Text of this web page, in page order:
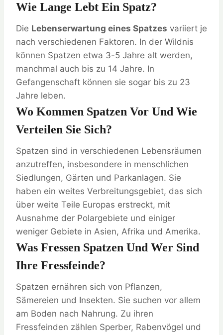
Wie Lange Lebt Ein Spatz?
Die Lebenserwartung eines Spatzes variiert je
nach verschiedenen Faktoren. In der Wildnis
können Spatzen etwa 3-5 Jahre alt werden,
manchmal auch bis zu 14 Jahre. In
Gefangenschaft können sie sogar bis zu 23
Jahre leben.
Wo Kommen Spatzen Vor Und Wie
Verteilen Sie Sich?
Spatzen sind in verschiedenen Lebensräumen
anzutreffen, insbesondere in menschlichen
Siedlungen, Gärten und Parkanlagen. Sie
haben ein weites Verbreitungsgebiet, das sich
über weite Teile Europas erstreckt, mit
Ausnahme der Polargebiete und einiger
weniger Gebiete in Asien, Afrika und Amerika.
Was Fressen Spatzen Und Wer Sind
Ihre Fressfeinde?
Spatzen ernähren sich von Pflanzen,
Sämereien und Insekten. Sie suchen vor allem
am Boden nach Nahrung. Zu ihren
Fressfeinden zählen Sperber, Rabenvögel und